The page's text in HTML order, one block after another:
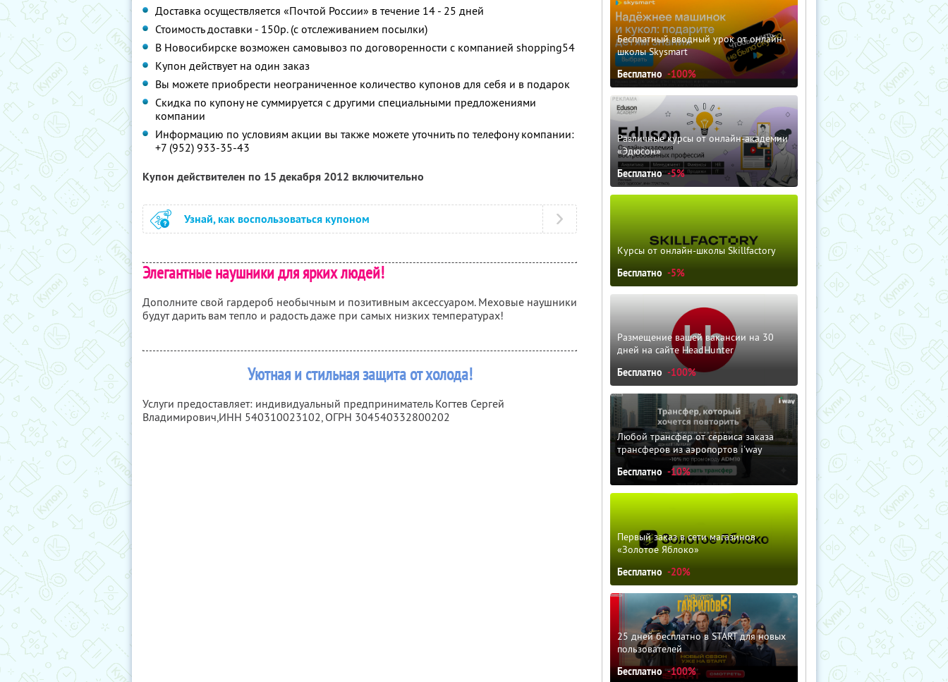
Доставка осуществляется «Почтой России» в течение 14 - 25 дней
Стоимость доставки - 150р. (с отслеживанием посылки)
В Новосибирске возможен самовывоз по договоренности с компанией shopping54
Купон действует на один заказ
Вы можете приобрести неограниченное количество купонов для себя и в подарок
Скидка по купону не суммируется с другими специальными предложениями
компании
Информацию по условиям акции вы также можете уточнить по телефону компании:
+7 (952) 933-35-43
Купон действителен по 15 декабря 2012 включительно
Узнай, как воспользоваться купоном
Элегантные наушники для ярких людей!
Дополните свой гардероб необычным и позитивным аксессуаром. Меховые наушники
будут дарить вам тепло и радость даже при самых низких температурах!
Уютная и стильная защита от холода!
Услуги предоставляет: индивидуальный предприниматель Когтев Сергей
Владимирович,ИНН 540310023102, ОГРН 304540332800202
Бесплатный вводный урок от онлайн-
школы Skysmart
Бесплатно -100%
Различные курсы от онлайн-академии
«Эдюсон»
Бесплатно -5%
Курсы от онлайн-школы Skillfactory
Бесплатно -5%
Размещение вашей вакансии на 30
дней на сайте HeadHunter
Бесплатно -100%
Любой трансфер от сервиса заказа
трансферов из аэропортов i'way
Бесплатно -10%
Первый заказ в сети магазинов
«Золотое Яблоко»
Бесплатно -20%
25 дней бесплатно в START для новых
пользователей
Бесплатно -100%